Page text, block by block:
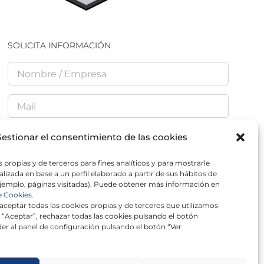
el consentimiento de las cookies
propias y de terceros para fines analíticos y para mostrarle
en base a un perfil elaborado a partir de sus hábitos de
páginas visitadas). Puede obtener más información en
Cookies.
todas las cookies propias y de terceros que utilizamos
rechazar todas las cookies pulsando el botón
al panel de configuración pulsando el botón “Ver
SOLICITA INFORMACIÓN
He leído y acepto laPolítica de Privacidad